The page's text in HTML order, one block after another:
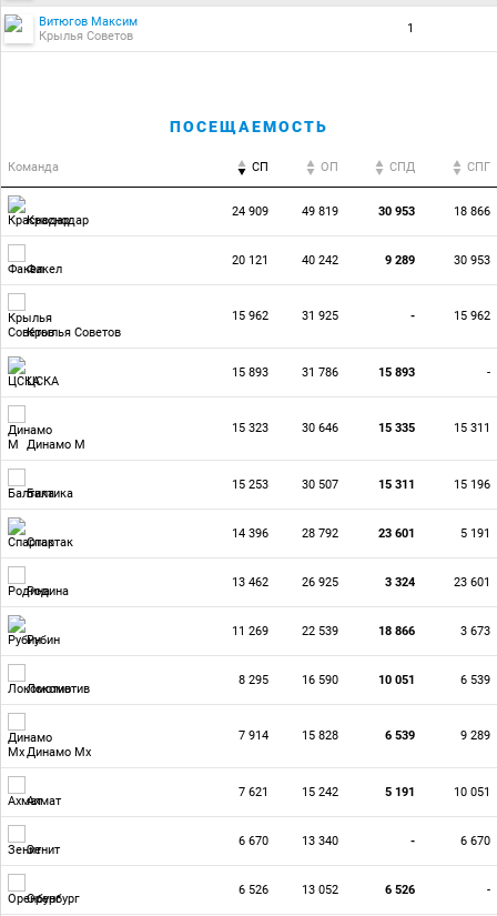
Витюгов Максим
Крылья Советов
1
ПОСЕЩАЕМОСТЬ
Команда СП ОП CПД CПГ
Краснодар
24 909 49 819 30 953 18 866
Факел
20 121 40 242 9 289 30 953
Крылья Советов
15 962 31 925 - 15 962
ЦСКА
15 893 31 786 15 893 -
Динамо М
15 323 30 646 15 335 15 311
Балтика
15 253 30 507 15 311 15 196
Спартак
14 396 28 792 23 601 5 191
Родина
13 462 26 925 3 324 23 601
Рубин
11 269 22 539 18 866 3 673
Локомотив
8 295 16 590 10 051 6 539
Динамо Мх
7 914 15 828 6 539 9 289
Ахмат
7 621 15 242 5 191 10 051
Зенит
6 670 13 340 - 6 670
Оренбург
6 526 13 052 6 526 -